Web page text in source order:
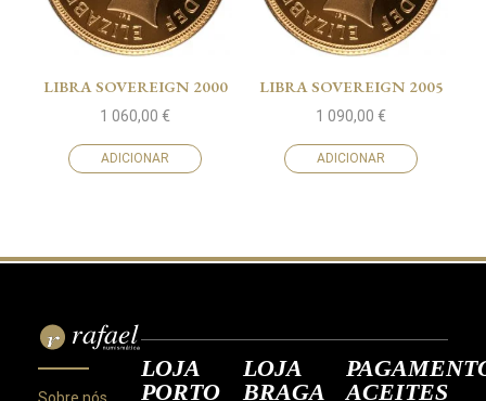
LIBRA SOVEREIGN 2000
1 060,00 €
ADICIONAR
LIBRA SOVEREIGN 2005
1 090,00 €
ADICIONAR
LOJA
PORTO
LOJA
BRAGA
ACEITES